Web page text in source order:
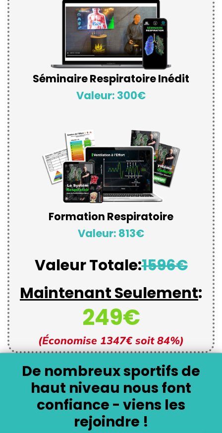
Séminaire Respiratoire Inédit
Valeur: 300€
Formation Respiratoire
Valeur: 813€
Valeur Totale:1596€
Maintenant Seulement:
249€
(Économise 1347€ soit 84%)
De nombreux sportifs de
haut niveau nous font
confiance - viens les
rejoindre !